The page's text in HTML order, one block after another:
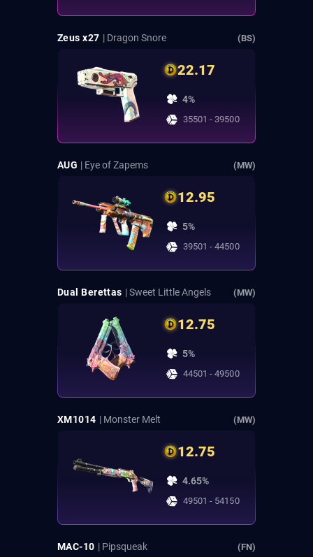
Zeus x27 | Dragon Snore (BS)
22.17
4%
35501 - 39500
AUG | Eye of Zapems (MW)
12.95
5%
39501 - 44500
Dual Berettas | Sweet Little Angels (MW)
12.75
5%
44501 - 49500
XM1014 | Monster Melt (MW)
12.75
4.65%
49501 - 54150
MAC-10 | Pipsqueak (FN)